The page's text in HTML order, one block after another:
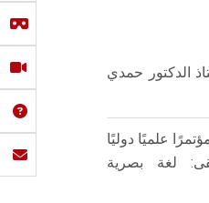
الدكتور حمدي
علميًا دوليًا
لغة بصرية